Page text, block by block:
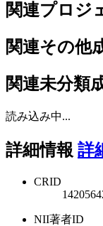
関連プロジ
関連その他
関連未分類
読み込み中...
詳細情報 詳
CRID
NII著者ID